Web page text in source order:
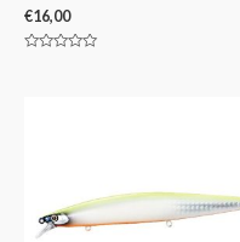
€16,00